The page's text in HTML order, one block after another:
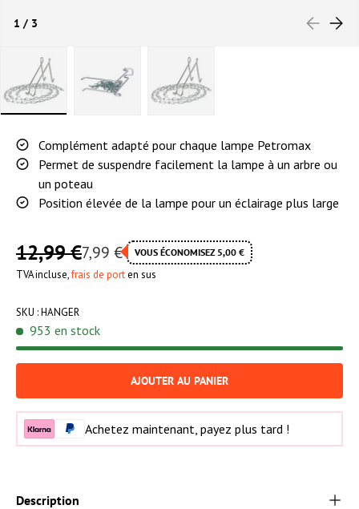
PRÉCÉDENT
1 / de
3
Complément adapté pour chaque lampe Petromax
Permet de suspendre facilement la lampe à un arbre ou
un poteau
Position élevée de la lampe pour un éclairage plus large
12,99 €7,99 € VOUS ÉCONOMISEZ 5,00 €
TVA incluse,frais de porten sus
SKU :HANGER
953 en stock
AJOUTER AU PANIER
Achetez maintenant, payez plus tard !
Description